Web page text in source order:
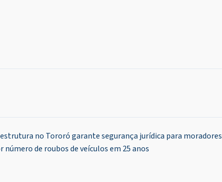
no Tororó garante segurança jurídica para moradores
número de roubos de veículos em 25 anos